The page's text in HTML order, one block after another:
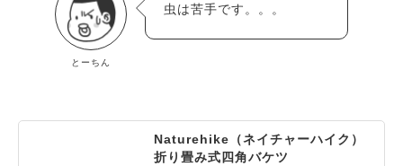
とーちん
虫は苦手です。。。
Naturehike（ネイチャーハイク）
折り畳み式四角バケツ